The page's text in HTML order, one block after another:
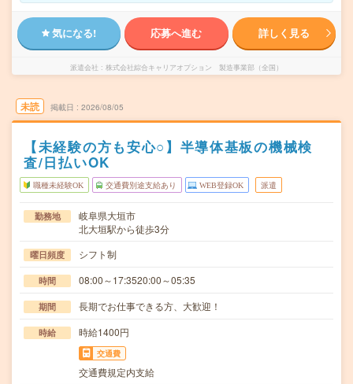
気になる! 応募へ進む 詳しく見る
派遣会社 株式会社綜合キャリアオプション 製造事業部（全国）
未読 掲載日 2026/08/05
【未経験の方も安心○】半導体基板の機械検
査/日払いOK
職種未経験OK 交通費別途支給あり WEB登録OK 派遣
勤務地
岐阜県大垣市
北大垣駅から徒歩3分
曜日頻度 シフト制
時間 08:00～17:3520:00～05:35
期間 長期でお仕事できる方、大歓迎！
時給 時給1400円
交通費
交通費規定内支給